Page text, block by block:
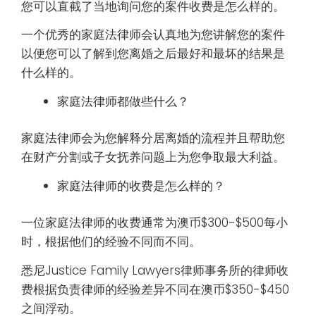
您可以直截了当地询问您的案件收费是怎么样的。
一个优秀的家庭法律师会认真地为您讲解您的案件
以便您可以了解到您离婚之后最好和最坏的结果是
什么样的。
家庭法律师都做些什么？
家庭法律师会为您解释分居离婚的流程并且帮助您
在财产分割或子女抚养问题上为您争取最大利益。
家庭法律师的收费是怎么样的？
一位家庭法律师的收费通常为澳币$300-$500每小
时，根据他们的经验不同而不同。
悉尼Justice Family Lawyers律师事务所的律师收
费根据负责律师的经验差异不同在澳币$350-$450
之间浮动。